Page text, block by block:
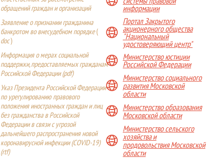
обращений граждан и организаций
Заявление о признании гражданина
банкротом во внесудебном порядке(
doc)
Информация о мерах социальной
поддержки, предоставляемых гражданам
Российской Федерации (pdf)
Указ Президента Российской Федерации
по урегулированию правового
положения иностранных граждан и лиц
без гражданства в Российской
Федерации в связи с угрозой
дальнейшего распространения новой
коронавирусной инфекции (COVID-19)
(rtf)
информации
Портал Закрытого
акционерного общества
"Национальный
удостоверяющий центр"
Министерство юстиции
Российской Федерации
Министерство социального
развития Московской
области
Министерство образования
Московской области
Министерство сельского
хозяйства и
продовольствия Московской
области